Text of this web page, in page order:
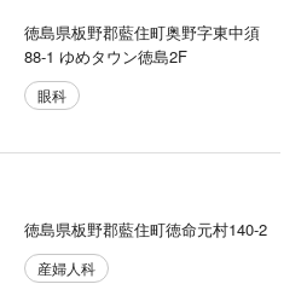
徳島県板野郡藍住町奥野字東中須
88-1 ゆめタウン徳島2F
眼科
徳島県板野郡藍住町徳命元村140-2
産婦人科